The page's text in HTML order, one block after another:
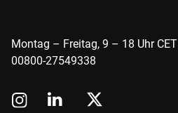
Montag – Freitag, 9 – 18 Uhr CET
00800-27549338